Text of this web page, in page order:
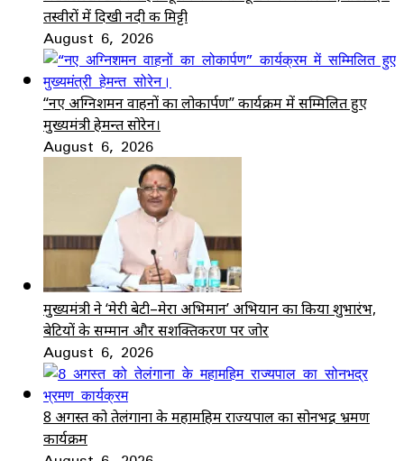
तस्वीरों में दिखी नदी की मिट्टी
August 6, 2026
“नए अग्निशमन वाहनों का लोकार्पण” कार्यक्रम में सम्मिलित हुए
मुख्यमंत्री हेमन्त सोरेन।
August 6, 2026
मुख्यमंत्री ने ‘मेरी बेटी–मेरा अभिमान’ अभियान का किया शुभारंभ,
बेटियों के सम्मान और सशक्तिकरण पर जोर
August 6, 2026
8 अगस्त को तेलंगाना के महामहिम राज्यपाल का सोनभद्र भ्रमण
कार्यक्रम